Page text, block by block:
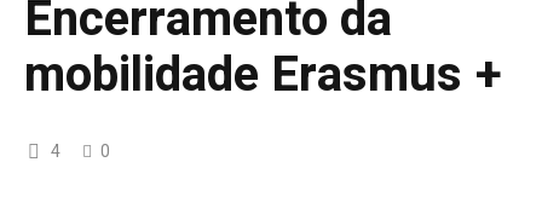
Encerramento da
mobilidade Erasmus +
4 0